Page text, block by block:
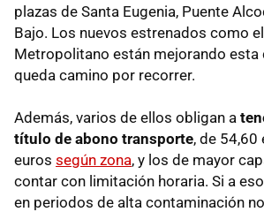
plazas de Santa Eugenia, Puente
Bajo. Los nuevos estrenados como
Metropolitano están mejorando esta
queda camino por recorrer.
Además, varios de ellos obligan a
título de abono transporte, de 54,60
euros según zona, y los de mayor
contar con limitación horaria. Si a
en periodos de alta contaminación